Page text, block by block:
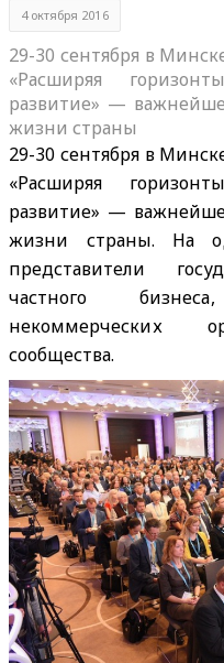
4 октября 2016
29-30 сентября в
«Расширяя
развитие» —
жизни страны
29-30 сентября в
«Расширяя
развитие» —
жизни страны. На
представители
частного
некоммерческих
сообщества.